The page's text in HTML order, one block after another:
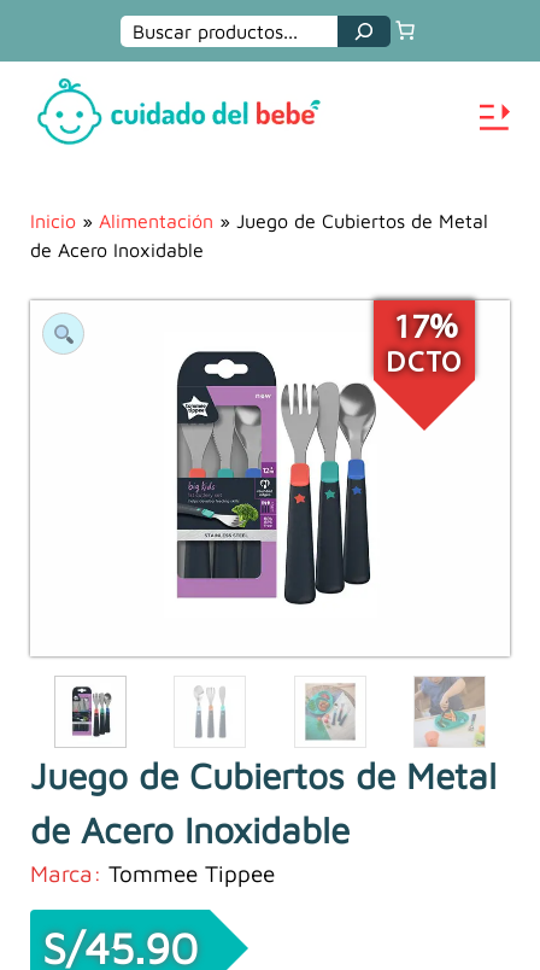
Buscar
Inicio » Alimentación » Juego de Cubiertos de Metal
de Acero Inoxidable
17%
DCTO
Juego de Cubiertos de Metal
de Acero Inoxidable
Marca: Tommee Tippee
S/45.90